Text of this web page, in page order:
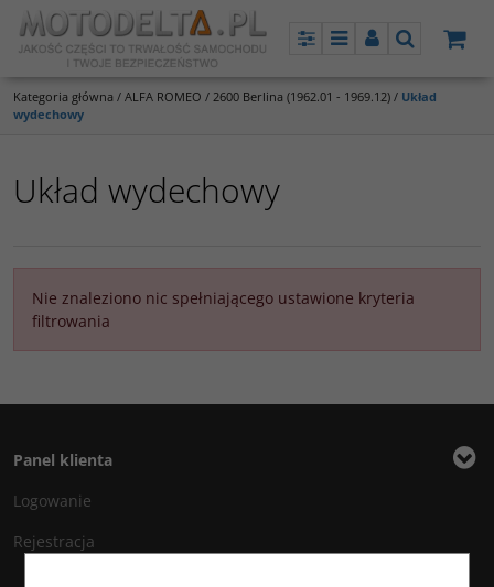
PanelMenuPanelSzukaj
Kategoria główna / ALFA ROMEO / 2600 Berlina (1962.01 - 1969.12) / Układ
wydechowy
Układ wydechowy
Nie znaleziono nic spełniającego ustawione kryteria
filtrowania
Panel klienta
Logowanie
Rejestracja